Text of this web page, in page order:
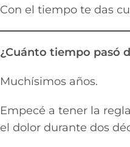
Con el tiempo te das
¿Cuánto tiempo pasó
Muchísimos años.
Empecé a tener la
el dolor durante dos